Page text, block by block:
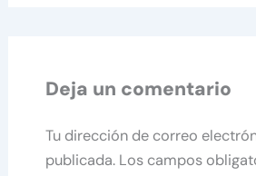
Deja un comentario
Tu dirección de correo
publicada. Los campos